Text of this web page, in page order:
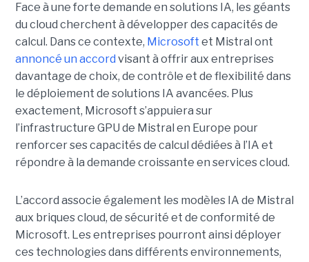
Face à une forte demande en solutions IA, les géants
du cloud cherchent à développer des capacités de
calcul. Dans ce contexte, Microsoft et Mistral ont
annoncé un accord visant à offrir aux entreprises
davantage de choix, de contrôle et de flexibilité dans
le déploiement de solutions IA avancées. Plus
exactement, Microsoft s’appuiera sur
l’infrastructure GPU de Mistral en Europe pour
renforcer ses capacités de calcul dédiées à l’IA et
répondre à la demande croissante en services cloud.
L’accord associe également les modèles IA de Mistral
aux briques cloud, de sécurité et de conformité de
Microsoft. Les entreprises pourront ainsi déployer
ces technologies dans différents environnements,